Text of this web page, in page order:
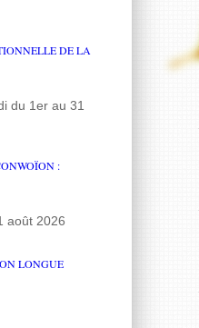
DE LA
du 1er au 31
:
août 2026
LONGUE